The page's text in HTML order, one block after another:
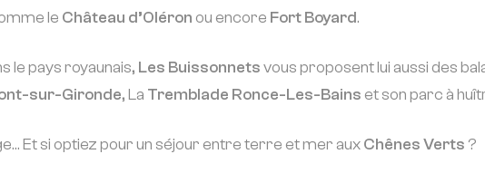
le Château d’Oléron ou encore Fort Boyard.
le pays royaunais, Les Buissonnetsvous proposent lui aussi des
sur-Gironde, La Tremblade Ronce-Les-Bains et son parc à
Et si optiez pour un séjour entre terre et mer auxChênes Verts ?